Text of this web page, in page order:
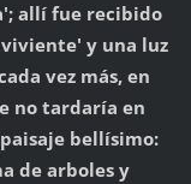
allí fue recibido
y una luz
vez más, en
no tardaría en
bellísimo:
de arboles y